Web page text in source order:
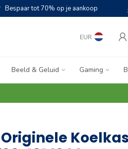
Bespaar tot 70% op je aankoop
EUR
Beeld & Geluid Gaming